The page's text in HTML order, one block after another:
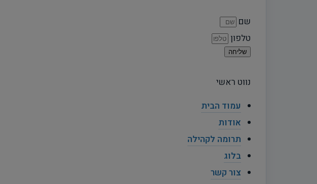
שם
טלפון
שליחה
נווט ראשי
עמוד הבית
אודות
תרומה לקהילה
בלוג
צור קשר